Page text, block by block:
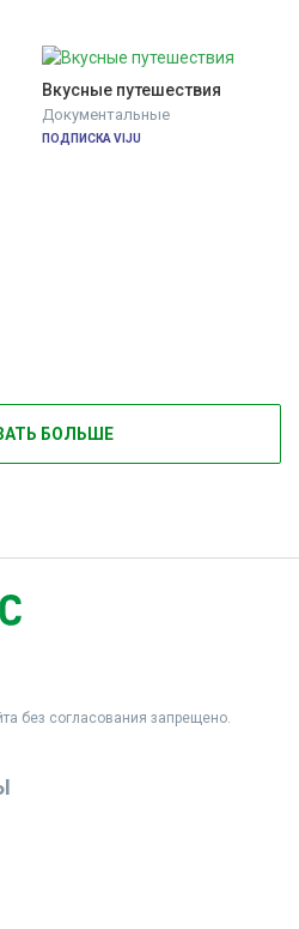
Вкусные путешествия
Документальные
ПОДПИСКА VIJU
БОЛЬШЕ
без согласования запрещено.